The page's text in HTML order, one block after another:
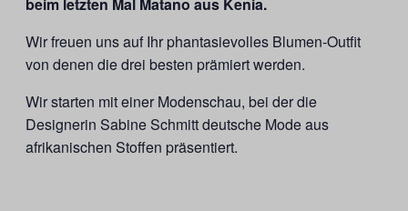
Wir freuen uns auf Ihr phantasievolles Blumen-Outfit
von denen die drei besten prämiert werden.
Wir starten mit einer Modenschau, bei der die
Designerin Sabine Schmitt deutsche Mode aus
afrikanischen Stoffen präsentiert.